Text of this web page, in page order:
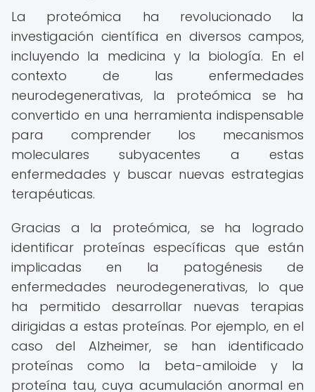
La proteómica ha revolucionado la
investigación científica en diversos campos,
incluyendo la medicina y la biología. En el
contexto de las enfermedades
neurodegenerativas, la proteómica se ha
convertido en una herramienta indispensable
para comprender los mecanismos
moleculares subyacentes a estas
enfermedades y buscar nuevas estrategias
terapéuticas.
Gracias a la proteómica, se ha logrado
identificar proteínas específicas que están
implicadas en la patogénesis de
enfermedades neurodegenerativas, lo que
ha permitido desarrollar nuevas terapias
dirigidas a estas proteínas. Por ejemplo, en el
caso del Alzheimer, se han identificado
proteínas como la beta-amiloide y la
proteína tau, cuya acumulación anormal en